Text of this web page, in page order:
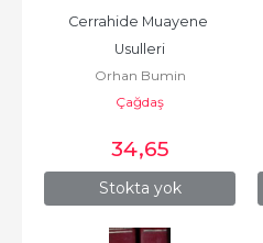
Stokta yok
Cerrahide Muayene
Usulleri
Orhan Bumin
Çağdaş
34,65